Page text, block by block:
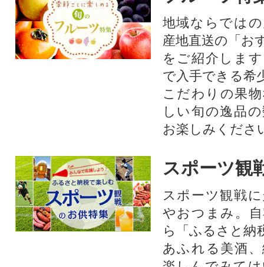
地域ならでは
産地直送の「お
をご紹介しま
で入手できる希
こだわりの果
しい旬の逸品
お楽しみくださ
スポーツ観
スポーツ観戦
やおつまみ。
ら「ふるさと納
あふれる美酒